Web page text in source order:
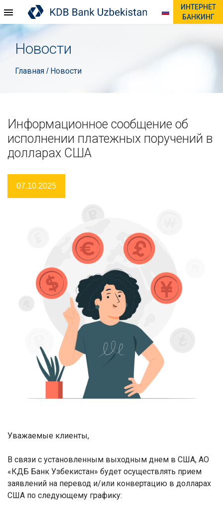
ИНТЕРНЕТ
БАНКИНГ
Новости
Главная / Новости
Информационное сообщение об
исполнении платежных поручений в
долларах США
07.10.2025
Уважаемые клиенты,
В связи с установленным выходным днем в США, АО
«КДБ Банк Узбекистан» будет осуществлять прием
заявлений на перевод и/или конвертацию в долларах
США по следующему графику: